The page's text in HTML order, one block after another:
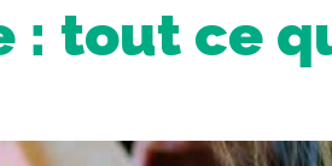
tout ce